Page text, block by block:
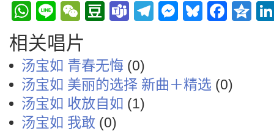
WhatsApp
LineWeChat
Douban
TeamsTelegramBluesky
相关唱片
汤宝如 青春无悔 (0)
汤宝如 美丽的选择 新曲＋精选 (0)
汤宝如 收放自如 (1)
汤宝如 我敢 (0)